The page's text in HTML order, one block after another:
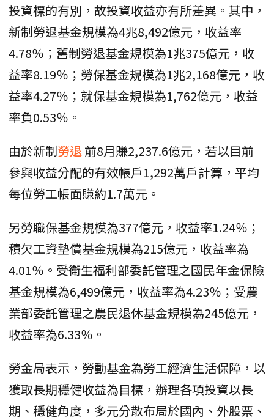
投資標的有別，故投資收益亦有所差異。其中，
新制勞退基金規模為4兆8,492億元，收益率
4.78％；舊制勞退基金規模為1兆375億元，收
益率8.19％；勞保基金規模為1兆2,168億元，收
益率4.27％；就保基金規模為1,762億元，收益
率負0.53％。
由於新制勞退 前8月賺2,237.6億元，若以目前
參與收益分配的有效帳戶1,292萬戶計算，平均
每位勞工帳面賺約1.7萬元。
另勞職保基金規模為377億元，收益率1.24％；
積欠工資墊償基金規模為215億元，收益率為
4.01％。受衛生福利部委託管理之國民年金保險
基金規模為6,499億元，收益率為4.23％；受農
業部委託管理之農民退休基金規模為245億元，
收益率為6.33％。
勞金局表示，勞動基金為勞工經濟生活保障，以
獲取長期穩健收益為目標，辦理各項投資以長
期、穩健角度，多元分散布局於國內、外股票、